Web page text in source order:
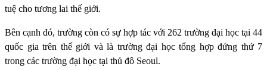
tuệ cho tương lai thế giới.
Bên cạnh đó, trường còn có sự hợp tác với 262 trường đại học tại 44
quốc gia trên thế giới và là trường đại học tổng hợp đứng thứ 7
trong các trường đại học tại thủ đô Seoul.